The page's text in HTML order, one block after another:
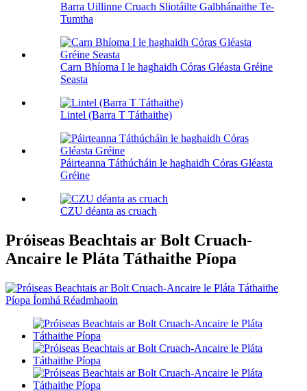
Barra Uillinne Cruach Sliotáilte Galbhánaithe Te-
Tumtha
Carn Bhíoma I le haghaidh Córas Gléasta Gréine
Seasta
Lintel (Barra T Táthaithe)
Páirteanna Táthúcháin le haghaidh Córas Gléasta
Gréine
CZU déanta as cruach
Próiseas Beachtais ar Bolt Cruach-
Ancaire le Pláta Táthaithe Píopa